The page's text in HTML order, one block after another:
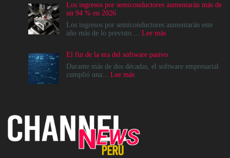
del
Data
Center
no
destino,
es
un
operativo
Los ingresos por semiconductores aumentarán más de
un 94 % en 2026
Los ingresos por semiconductores aumentarán este
año más de lo previsto.... Lee más:
por
semiconductores
El fin de la era del software pasivo
Durante más de dos décadas, el software empresarial
cumplió una... Lee más:
software
pasivo